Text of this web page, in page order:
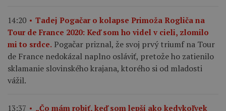
14:20
Tadej Pogačar o kolapse Primoža Rogliča na
Tour de France 2020: Keď som ho videl v cieli, zlomilo
mi to srdce. Pogačar priznal, že svoj prvý triumf na Tour
de France nedokázal naplno osláviť, pretože ho zatienilo
sklamanie slovinského krajana, ktorého si od mladosti
vážil.
13:37
„Čo mám robiť, keď som lepší ako kedykoľvek